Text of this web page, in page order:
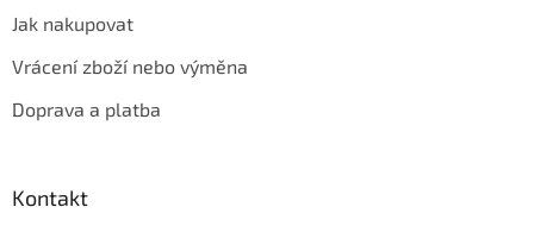
Jak nakupovat
Vrácení zboží nebo výměna
Doprava a platba
Kontakt